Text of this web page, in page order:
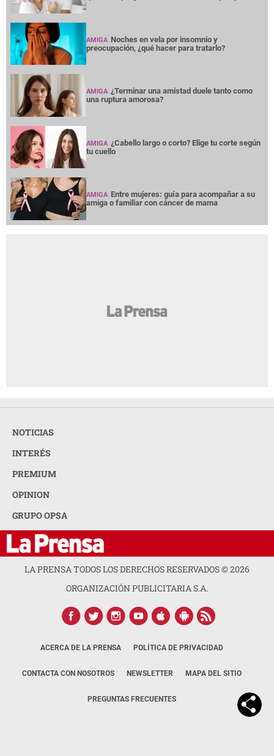
AMIGA Noches en vela por insomnio y
preocupación, ¿qué hacer para tratarlo?
AMIGA ¿Terminar una amistad duele tanto como
una ruptura amorosa?
AMIGA ¿Cabello largo o corto? Elige tu corte según
tu cuello
AMIGA Entre mujeres: guía para acompañar a su
amiga o familiar con cáncer de mama
NOTICIAS
INTERÉS
PREMIUM
OPINION
GRUPO OPSA
LA PRENSA TODOS LOS DERECHOS RESERVADOS ©2026
ORGANIZACIÓN PUBLICITARIA S.A.
ACERCA DE LA PRENSA POLÍTICA DE PRIVACIDAD
CONTACTA CON NOSOTROS NEWSLETTER MAPA DEL SITIO
PREGUNTAS FRECUENTES